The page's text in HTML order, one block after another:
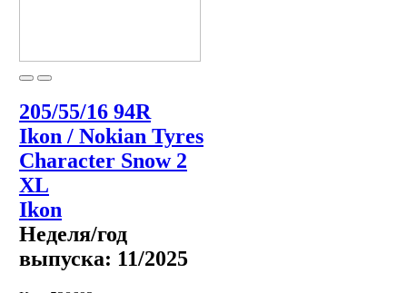
205/55/16 94R
Ikon / Nokian Tyres
Character Snow 2
XL
Ikon
Неделя/год
выпуска: 11/2025